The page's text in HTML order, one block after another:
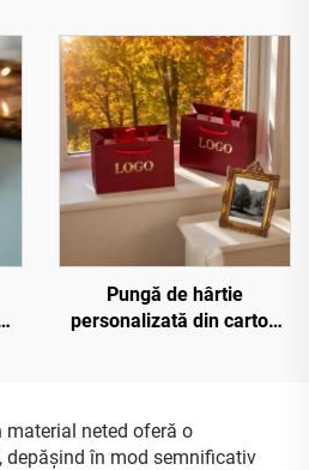
lux imprimat, ambalaj
pentru bijuterii și
îmbrăcăminte, cadou
Pungă de hârtie
personalizată din carton
neted oferă o
depășind în mod semnificativ